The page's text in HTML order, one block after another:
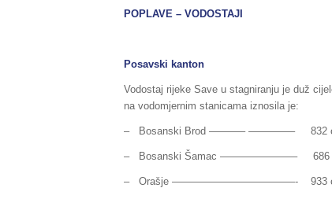
POPLAVE – VODOSTAJI
Posavski kanton
Vodostaj rijeke Save u stagniranju je duž
na vodomjernim stanicama iznosila je:
– Bosanski Brod ———– ————– 832 cm
– Bosanski Šamac ———————– 686 cm
– Orašje ————————————- 933 cm